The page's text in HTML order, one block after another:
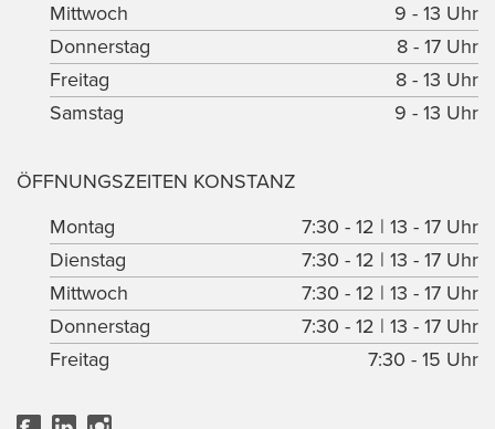
Mittwoch
9 - 13 Uhr
Donnerstag
8 - 17 Uhr
Freitag
8 - 13 Uhr
Samstag
9 - 13 Uhr
ÖFFNUNGSZEITEN KONSTANZ
Montag
7:30 - 12 | 13 - 17 Uhr
Dienstag
7:30 - 12 | 13 - 17 Uhr
Mittwoch
7:30 - 12 | 13 - 17 Uhr
Donnerstag
7:30 - 12 | 13 - 17 Uhr
Freitag
7:30 - 15 Uhr